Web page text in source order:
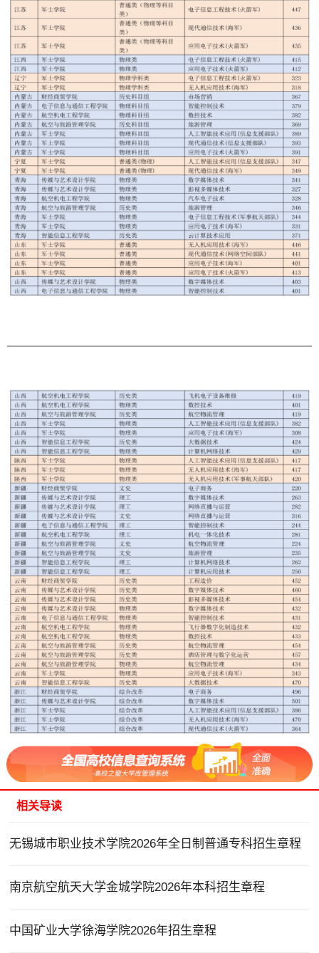
相关导读
无锡城市职业技术学院2026年全日制普通专科招生章程
南京航空航天大学金城学院2026年本科招生章程
中国矿业大学徐海学院2026年招生章程